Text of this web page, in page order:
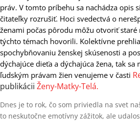
práv. V tomto príbehu sa nachádza opis
čitateľky rozrušiť. Hoci svedectvá o
ženami počas pôrodu môžu otvoriť
týchto témach hovorili. Kolektívne
spochybňovaniu ženskej skúsenosti a
dýchajúce dieťa a dýchajúca žena, tak
ľudským právam žien venujeme v časti
publikácii Ženy-Matky-Telá.
Dnes je to rok, čo som priviedla na svet
to neskutočne emotívny zážitok, ale